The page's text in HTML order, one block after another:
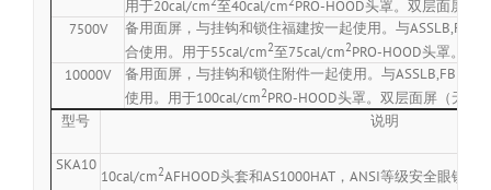
用于20cal/cm 至40cal/cm PRO-HOOD头罩。双层面屏（
7500V
备用面屏，与挂钩和锁住福建按一起使用。与
合使用。用于55cal/cm2至75cal/cm2PRO-HOOD头罩。单
10000V
备用面屏，与挂钩和锁住附件一起使用。与
使用。用于100cal/cm2PRO-HOOD头罩。双层面屏（无色
型号
说明
SKA10
10cal/cm2AFHOOD头套和AS1000HAT，ANSI等级安全眼镜和